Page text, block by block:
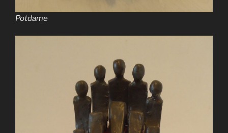
Potdame